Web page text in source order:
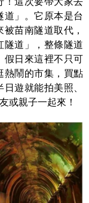
」。它原本是台
苗南隧道取代，
隧道」，整條隧道
假日來這裡不只可
熱鬧的市集，買點
遊就能拍美照、
或親子一起來！